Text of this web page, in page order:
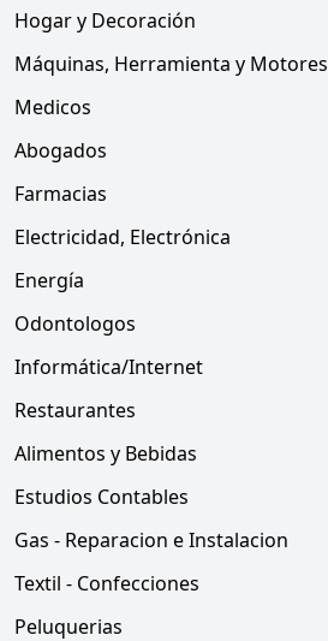
Hogar y Decoración
Máquinas, Herramienta y Motores
Medicos
Abogados
Farmacias
Electricidad, Electrónica
Energía
Odontologos
Informática/Internet
Restaurantes
Alimentos y Bebidas
Estudios Contables
Gas - Reparacion e Instalacion
Textil - Confecciones
Peluquerias